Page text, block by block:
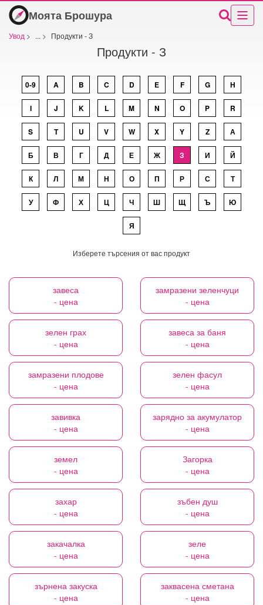
Моята Брошура
Увод > ... > Продукти - З
Продукти - З
0-9 A B C D E F G H
I J K L M N O P R
S T U V W X Y Z А
Б В Г Д Е Ж З И Й
К Л М Н О П Р С Т
У Ф Х Ц Ч Ш Щ Ъ Ю
Я
Изберете търсения от вас продукт
завеса
- цена
замразени зеленчуци
- цена
зелен грах
- цена
завеса за баня
- цена
замразени плодове
- цена
зелен фасул
- цена
завивка
- цена
зарядно за акумулатор
- цена
земел
- цена
Загорка
- цена
захар
- цена
зъбен душ
- цена
закачалка
- цена
зеле
- цена
зърнена закуска
- цена
заквасена сметана
- цена